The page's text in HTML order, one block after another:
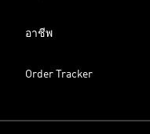
อาชีพ
Order Tracker